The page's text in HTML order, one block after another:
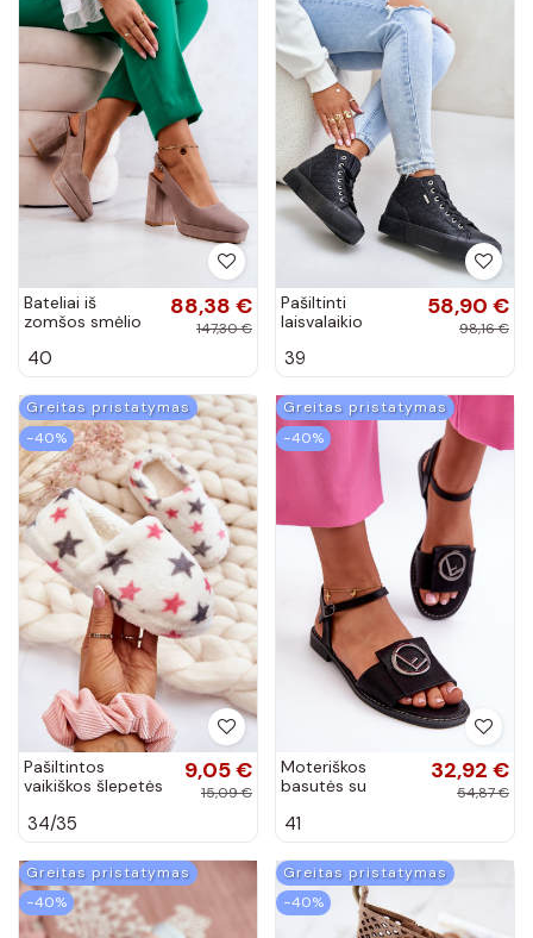
Bateliai iš
zomšos smėlio
88,38 €
147,30 €
40
Pašiltinti
laisvalaikio
juodos spalvos
58,90 €
98,16 €
39
Greitas pristatymas
−40%
Pašiltintos
vaikiškos šlepetės
Meyra
9,05 €
15,09 €
34/35
Greitas pristatymas
−40%
Moteriškos
basutės su
juodos spalvos
32,92 €
54,87 €
41
Greitas pristatymas
−40%
Greitas pristatymas
−40%